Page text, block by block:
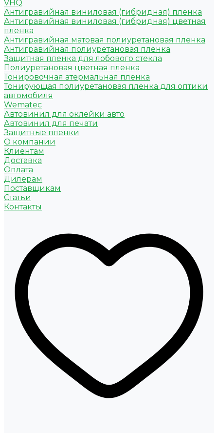
VHQ
Антигравийная виниловая (гибридная) пленка
Антигравийная виниловая (гибридная) цветная
пленка
Антигравийная матовая полиуретановая пленка
Антигравийная полиуретановая пленка
Защитная пленка для лобового стекла
Полиуретановая цветная пленка
Тонировочная атермальная пленка
Тонирующая полиуретановая пленка для оптики
автомобиля
Wematec
Автовинил для оклейки авто
Автовинил для печати
Защитные пленки
О компании
Клиентам
Доставка
Оплата
Дилерам
Поставщикам
Статьи
Контакты